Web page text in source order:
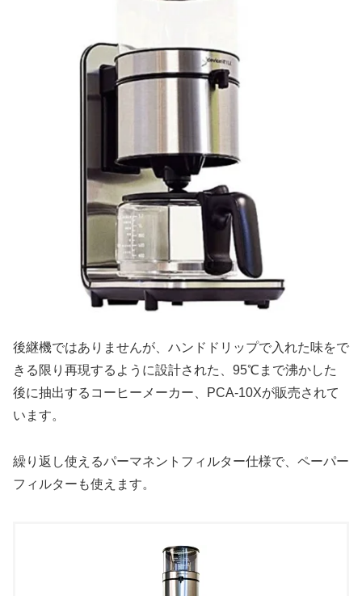
後継機ではありませんが、ハンドドリップで入れた味をで
きる限り再現するように設計された、95℃まで沸かした
後に抽出するコーヒーメーカー、PCA-10Xが販売されて
います。
繰り返し使えるパーマネントフィルター仕様で、ペーパー
フィルターも使えます。